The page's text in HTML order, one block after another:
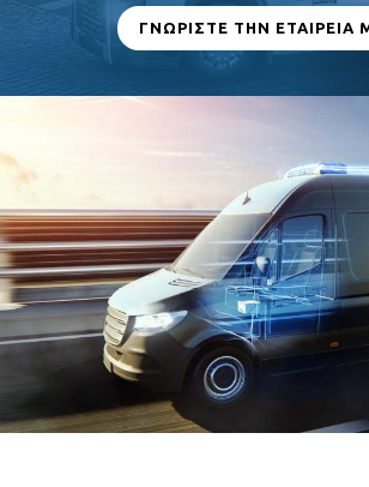
ΓΝΩΡΙΣΤΕ ΤΗΝ ΕΤΑΙΡΕΙΑ